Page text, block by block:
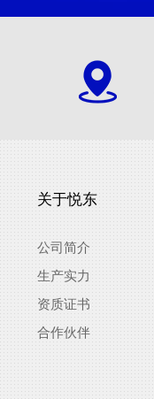
关于悦东
公司简介
生产实力
资质证书
合作伙伴